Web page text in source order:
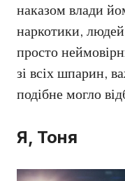
наказом влади
наркотики,
просто
зі всіх шпарин,
подібне могло
Я, Тоня